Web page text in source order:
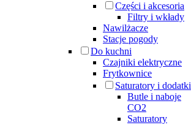
Części i akcesoria
Filtry i wkłady
Nawilżacze
Stacje pogody
Do kuchni
Czajniki elektryczne
Frytkownice
Saturatory i dodatki
Butle i naboje
CO2
Saturatory